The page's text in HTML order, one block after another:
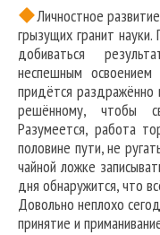
Личностное
грызущих гранит
добиваться
неспешным
придётся раздражённо
решённому, чтобы
Разумеется, работа
половине пути, не
чайной ложке
дня обнаружится, что
Довольно неплохо
принятие и